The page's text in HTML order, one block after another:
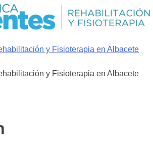
y Fisioterapia en Albacete
y Fisioterapia en Albacete